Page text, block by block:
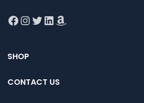
Facebook
Instagram
Twitter
LinkedIn
Amazon
SHOP
CONTACT US